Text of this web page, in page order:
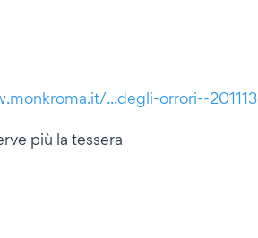
...degli-orrori--201113
più la tessera